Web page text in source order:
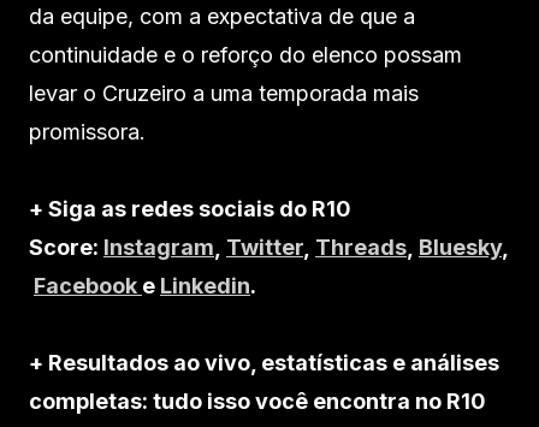
da equipe, com a expectativa de que a
continuidade e o reforço do elenco possam
levar o Cruzeiro a uma temporada mais
promissora.
+ Siga as redes sociais do R10
Score: Instagram Twitter Threads Bluesky,
Facebook e Linkedin.
+ Resultados ao vivo, estatísticas e análises
completas: tudo isso você encontra no R10